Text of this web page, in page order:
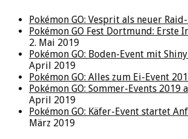
Pokémon GO: Vesprit als neuer
Pokémon GO Fest Dortmund: Erste
2. Mai 2019
Pokémon GO: Boden-Event mit
April 2019
Pokémon GO: Alles zum Ei-Event
Pokémon GO: Sommer-Events 2019
April 2019
Pokémon GO: Käfer-Event startet
März 2019